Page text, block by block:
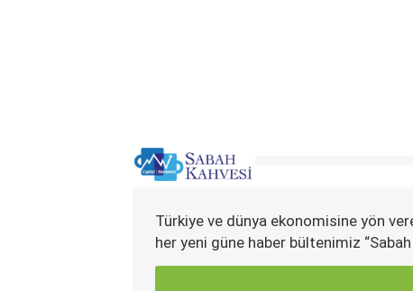
Türkiye ve dünya ekonomisine yön
her yeni güne haber bültenimiz